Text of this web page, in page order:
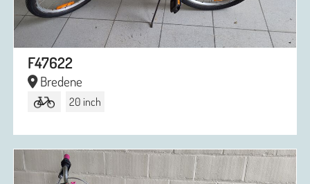
F47622
Bredene
20 inch